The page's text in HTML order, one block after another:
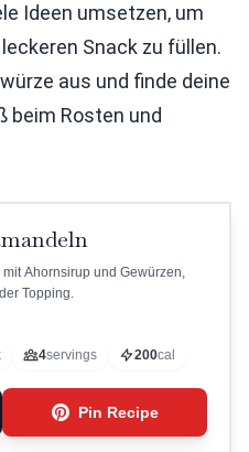
Ideen umsetzen, um
Snack zu füllen.
aus und finde deine
beim Rosten und
Ahornsirup und Gewürzen,
Topping.
4servings 200cal
Pin Recipe